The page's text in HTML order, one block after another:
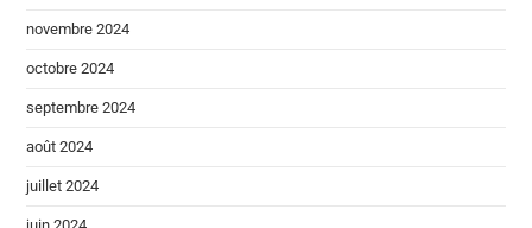
novembre 2024
octobre 2024
septembre 2024
août 2024
juillet 2024